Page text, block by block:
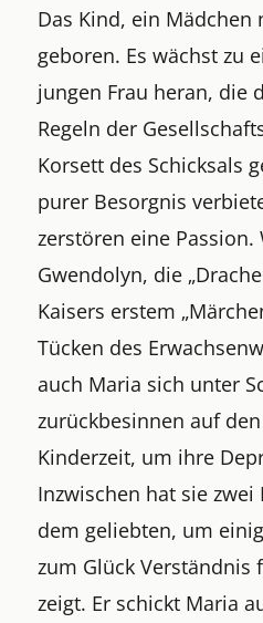
Das Kind, ein
geboren. Es wächst zu
jungen Frau heran, die
Regeln der
Korsett des Schicksals
purer Besorgnis
zerstören eine Passion.
Gwendolyn, die
Kaisers erstem
Tücken des
auch Maria sich unter
zurückbesinnen auf
Kinderzeit, um ihre
Inzwischen hat sie
dem geliebten, um
zum Glück Verständnis
zeigt. Er schickt Maria